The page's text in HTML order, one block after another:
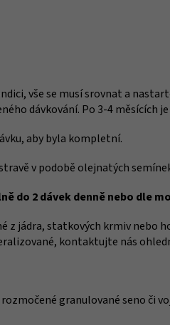
vše se musí srovnat a
dávkování. Po 3-4 měsících
aby byla kompletní.
v podobě olejnatých
do 2 dávek denně nebo dle
z jádra, statkových krmiv nebo
kontaktujte nás
granulované seno či